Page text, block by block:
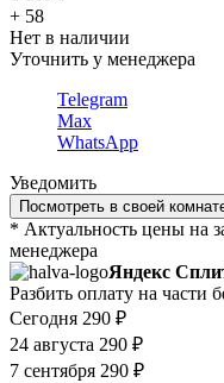
+ 58
Нет в наличии
Уточнить у менеджера
Telegram
Max
WhatsApp
Уведомить
Посмотреть в своей
* Актуальность цены на
менеджера
Яндекс
Разбить оплату на части
Сегодня 290 ₽
24 августа 290 ₽
7 сентября 290 ₽